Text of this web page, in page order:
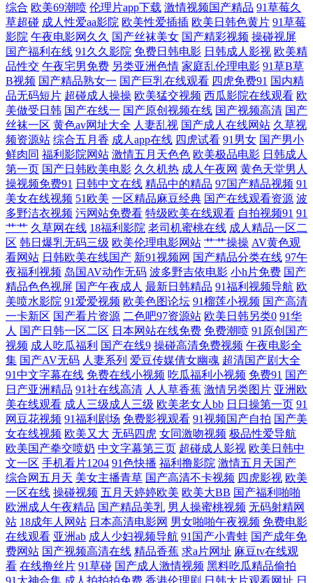
在线观看亚 原味视频在线ww 好吊操中文字幕 午夜久久草 国产精品99 日
韩欧美~中文字幕 超碰97人妻 欧美在线噜噜片 91极品尤物在线观看 免费
午夜成人高清资源 一区二区免费播放 精品高清在线观看98 永久在线 精品
一精品国产一级 亚洲欧美精品伊人 啪啪啪午夜福利 八戒八戒网 欧美日韩
国产第一页 欧美亚洲日韩俄罗斯国产黄视频 91E只有精品区 免费高清视频
在线观看 中国在线高清字幕电视剧 久久久久含羞草网 亚洲国产一区二区
在线 国产欧美日本婷婷丁香久久久 婷婷精品传媒久久久久久久久久 国产
AV褔利 国产精品人妻在线 日韩无码第九页 成人午夜精 全集追剧网 btbtt bt
之家 欧美日本久草 国产精品久久系列 婷婷午夜天 高清视频一区二区 日韩
欧美中文字幕 成人精品一区日本无码网 日本高清一区二区在线 百度影院
欧美色综合天 中文字幕色妇中文 久久日本精品国产精品 子夜精品视频在
线 久久免费黄色网址 亚洲欧美日韩大全 国外av久久久老司机 性一交一乱
中文字幕 国产狂喷 视频二区中文字幕 国产精品淫荡在线 神马午夜福利 国
产v片免费播放 日韩成人网站 成人区免费在线观看 日本电影一区二区 av
在线东京热 欧美日韩久久久久久蜜桃 18岁女RAPPERDISSSUBS大豆网
免费观看在线观看高清电视剧 中文字幕视频专区 卡三卡免费高清 国产tp
综合 欧美69潮喷 伦理片app下载 激情视频国产精品 91草莓久
草超碰 成人性爱aa影院 欧美性爱插插 欧美日韩色黄片 91草莓
影院 午夜电影网久久 国产丝袜美女 国产精彩视频 操碰视屏
国产福利在线 91久久影院 免费日韩电影 日韩成人影视 欧美精
品性交 午夜宅男免费 另类亚洲色情 家庭乱伦理电影 91草B草
B视频 国产精品熟女一 国产巨乳在线观看 四虎免费91 国内精
品无码短片 超碰成人操操 欧美猛交视频 西瓜影院在线观看 欧
美做受日韩 国产在线一 国产原创视频在线 国产视频高清 国产
丝袜一区 黄色av网址大全 人妻乱视 国产成人在线网站 久草视
频资源站 综合五月香 成人app在线 四虎试看 91男女 国产男小
鲜肉同 福利影院网站 激情五月天色色 欧美极品电影 日韩成人
第一页 国产日韩欧美电影 久久机热 成人午夜网 黄色天堂男人
操视频免费91 日韩中文在线 精品中的精品 97国产精品视频 91
美女在线视频 51欧美 一区精品麻豆经典 国产在线观看资源 波
多野洁衣视频 污网站免费看 特级欧美在线观看 自拍视频91 91
艹艹 久草网在线 18福利影院 老司机蜜桃在线 成人精品一区二
区 韩日爆乳无码三级 欧美伦理电影网站 艹艹操操 AV黄色观
看网站 日韩欧美在线国产 新91视频网 国产精品分类在线 97午
夜福利视频 岛国AV动作无码 波多野吉依电影 小h片免费 国产
精品色色视屏 国产午夜成人 最新日韩精品 91福利视频导航 欧
美喷水影院 91爱爱视频 欧美色图论坛 91榴莲小视频 国产高清
一卡新区 国产看片资源 二色吧97资源站 欧美日韩另类0 91华
人 国产日韩一区二区 日本网站在线免费 免费潮喷 91原创国产
视频 成人吃瓜福利 国产在线9 操碰高清免费视频 午夜电影全
集 国产AV无码 人妻系列 爱豆传媒倩女幽魂 超清国产剧大全
91中文字幕在线 免费在线小视频 吃瓜福利小视频 免费91 国产
日产亚洲精品 91社在线高清 人人草香蕉 激情另类图片 亚洲欧
美在线观看 成人三级成人三级 欧美老女人bb 日日操第一页 91
网豆花视频 91福利剧场 免费影视观看 91视频国产自拍 国产美
女在线视频 欧美又大 无码四虎 女同激吻视频 极品性爱导航
欧美国产拳交喷奶 中文字幕第三页 超碰成人影视 欧美日韩中
文一区 手机看片1204 91色快播 福利撸影院 激情五月天国产
综合网五月天 美女主播青草 国产高清不卡视频 四虎影视 欧美
一区在线 操碰视频 五月天婷婷欧美 欧美大BB 国产福利啪啪
欧洲成人午夜精品 国产精品美乳 男人操蜜桃视频 无码射精网
站 18成年人网站 日本高清电影网 男女啪啪午夜视频 免费电影
在线观看 亚洲ab 成人少妇视频导航 91国产小青蛙 国产成年免
费网站 国产视频高清在线 精品香蕉 求a片网址 麻豆tv在线观
看 在线撸丝片 91草碰 国产成人激情视频 黑料吃瓜精品偷拍
91大神合集 成人拍拍拍免费 香港伦理剧 日韩大片观看网址 日